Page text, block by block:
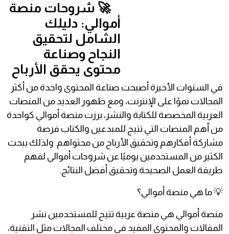
🚀 شروحات منصة
أموالي: دليلك
الشامل لتحقيق
النجاح وصناعة
محتوى يحقق الأرباح
في السنوات الأخيرة أصبحت صناعة المحتوى واحدة من أكثر
المجالات نموًا على الإنترنت، ومع ظهور العديد من المنصات
العربية المخصصة للكتابة والنشر، برزت منصة أموالي كواحدة
من أهم المنصات التي تتيح للمبدعين والكتاب فرصة
مشاركة أفكارهم وتحقيق الأرباح من محتواهم. ولذلك يبحث
الكثير من المستخدمين يوميًا عن شروحات أموالي لفهم
طريقة العمل الصحيحة وتحقيق أفضل النتائج.
💡 ما هي منصة أموالي؟
منصة أموالي هي منصة عربية تتيح للمستخدمين نشر
المقالات والمحتوى المفيد في مختلف المجالات مثل التقنية،